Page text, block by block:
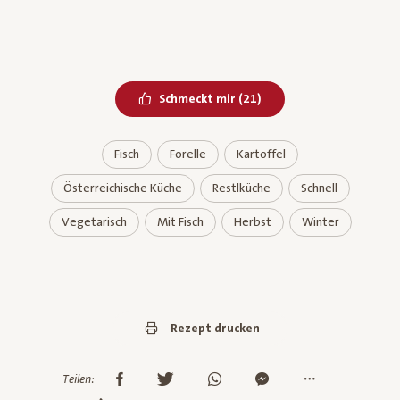
Schmeckt mir Bereits geliked
(21)
Fisch Forelle Kartoffel
Österreichische Küche Restlküche Schnell
Vegetarisch Mit Fisch Herbst Winter
Rezept drucken
Teilen: